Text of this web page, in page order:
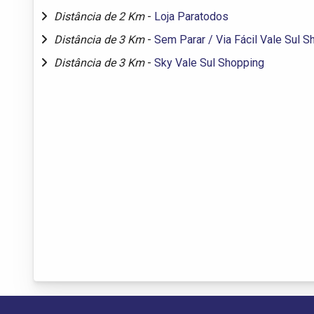
Distância de 2 Km - Loja Paratodos
Distância de 3 Km - Sem Parar / Via Fácil Vale Sul
Distância de 3 Km - Sky Vale Sul Shopping